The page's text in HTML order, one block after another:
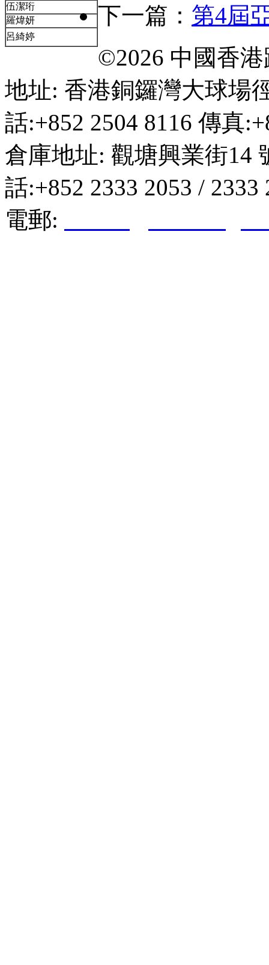
伍潔珩
羅煒妍
呂綺婷
下一篇： 第4屆
©2026 中國香
地址: 香港銅鑼灣大球場
話:+852 2504 8116 傳真
倉庫地址: 觀塘興業街14
話:+852 2333 2053 /
電郵: